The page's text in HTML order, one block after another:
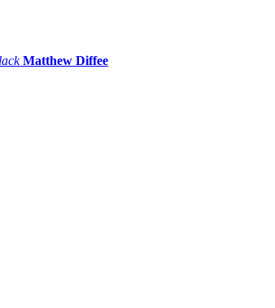
Matthew Diffee